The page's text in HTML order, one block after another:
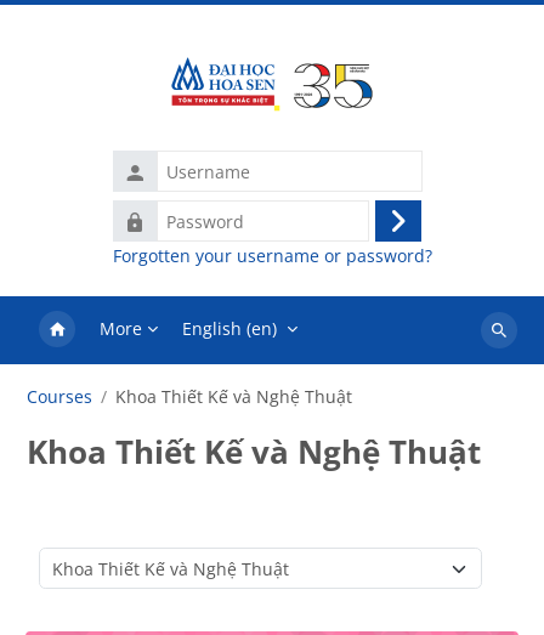
Username
Password
Log
in
Forgotten your username or password?
More English ‎(en)‎
Search
Courses Khoa Thiết Kế và Nghệ Thuật
Khoa Thiết Kế và Nghệ Thuật
Course categories